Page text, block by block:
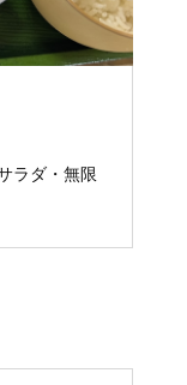
ラダ・無限